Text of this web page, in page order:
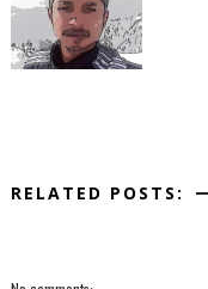
RELATED POSTS: